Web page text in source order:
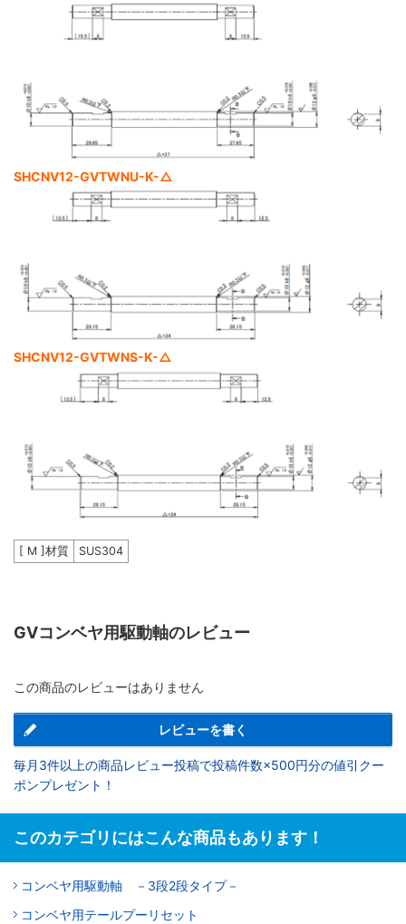
SHCNV12-GVTWNU-K-△
SHCNV12-GVTWNS-K-△
[ M ]材質 SUS304
GVコンベヤ用駆動軸のレビュー
この商品のレビューはありません
レビューを書く
毎月3件以上の商品レビュー投稿で投稿件数×500円分の値引クー
ポンプレゼント！
このカテゴリにはこんな商品もあります！
コンベヤ用駆動軸 －3段2段タイプ－
コンベヤ用テールプーリセット